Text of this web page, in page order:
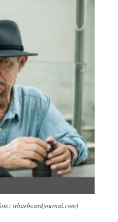
whiteboardjournal.com)